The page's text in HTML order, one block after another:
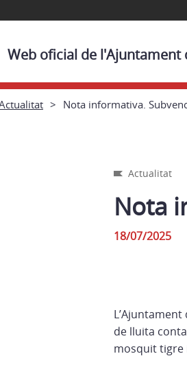
Web oficial de l'Ajuntament
Nota informativa.
Actualitat
Nota
18/07/2025
de lluita
mosquit tigre